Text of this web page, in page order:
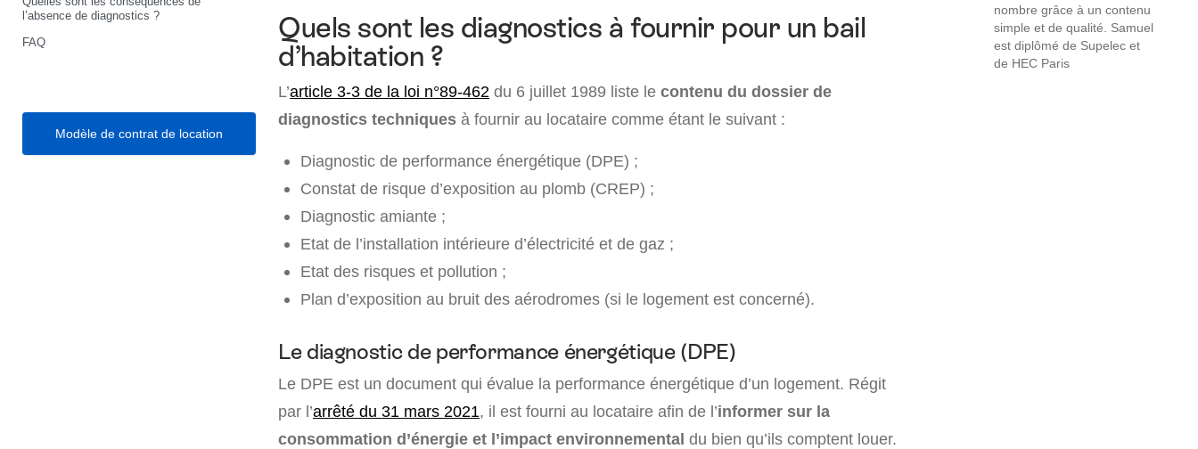
l’absence de diagnostics ?
FAQ
Modèle de contrat de location
Quels sont les diagnostics à fournir pour un bail
d’habitation ?
L’article 3-3 de la loi n°89-462 du 6 juillet 1989 liste le contenu du dossier de
diagnostics techniques à fournir au locataire comme étant le suivant :
Diagnostic de performance énergétique (DPE) ;
Constat de risque d’exposition au plomb (CREP) ;
Diagnostic amiante ;
Etat de l’installation intérieure d’électricité et de gaz ;
Etat des risques et pollution ;
Plan d’exposition au bruit des aérodromes (si le logement est concerné).
Le diagnostic de performance énergétique (DPE)
Le DPE est un document qui évalue la performance énergétique d’un logement. Régit
par l’arrêté du 31 mars 2021, il est fourni au locataire afin de l’informer sur la
consommation d’énergie et l’impact environnemental du bien qu’ils comptent louer.
nombre grâce à un contenu
simple et de qualité. Samuel
est diplômé de Supelec et
de HEC Paris